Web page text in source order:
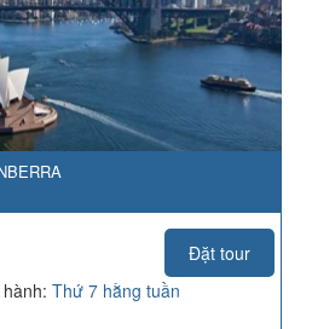
Đặt tour
Thứ 7 hằng tuần